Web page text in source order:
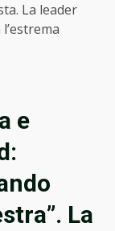
La leader
e
La